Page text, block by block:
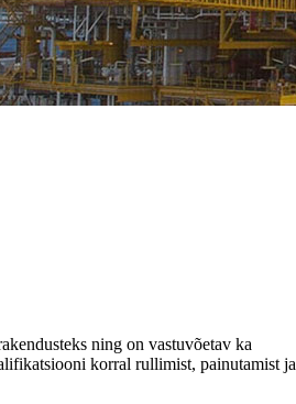
ning on vastuvõetav ka
korral rullimist, painutamist ja